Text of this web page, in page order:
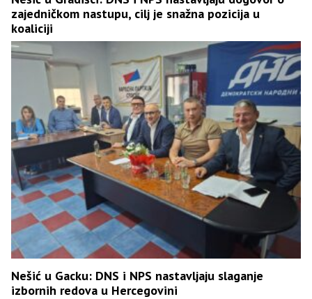
zajedničkom nastupu, cilj je snažna pozicija u
koaliciji
Nešić u Gacku: DNS i NPS nastavljaju slaganje
izbornih redova u Hercegovini